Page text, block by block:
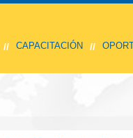
// CAPACITACIÓN //